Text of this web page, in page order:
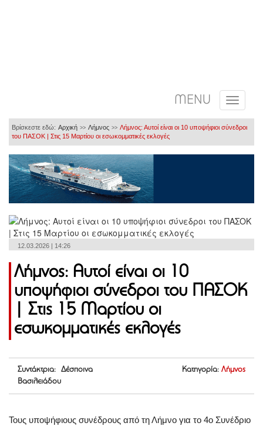
MENU
Βρίσκεστε εδώ: Αρχική >> Λήμνος >> Λήμνος: Αυτοί είναι οι 10 υποψήφιοι σύνεδροι
του ΠΑΣΟΚ | Στις 15 Μαρτίου οι εσωκομματικές εκλογές
12.03.2026 | 14:26
Λήμνος: Αυτοί είναι οι 10
υποψήφιοι σύνεδροι του ΠΑΣΟΚ
| Στις 15 Μαρτίου οι
εσωκομματικές εκλογές
Συντάκτρια: Δέσποινα
Βασιλειάδου
Κατηγορία: Λήμνος
Τους υποψήφιους συνέδρους από τη Λήμνο για το 4ο Συνέδριο